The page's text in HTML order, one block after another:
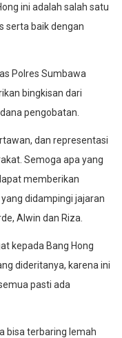
ini adalah salah satu
serta baik dengan
Polres Sumbawa
bingkisan dari
pengobatan.
dan representasi
Semoga apa yang
memberikan
didampingi jajaran
Alwin dan Riza.
kepada Bang Hong
dideritanya, karena ini
pasti ada
bisa terbaring lemah